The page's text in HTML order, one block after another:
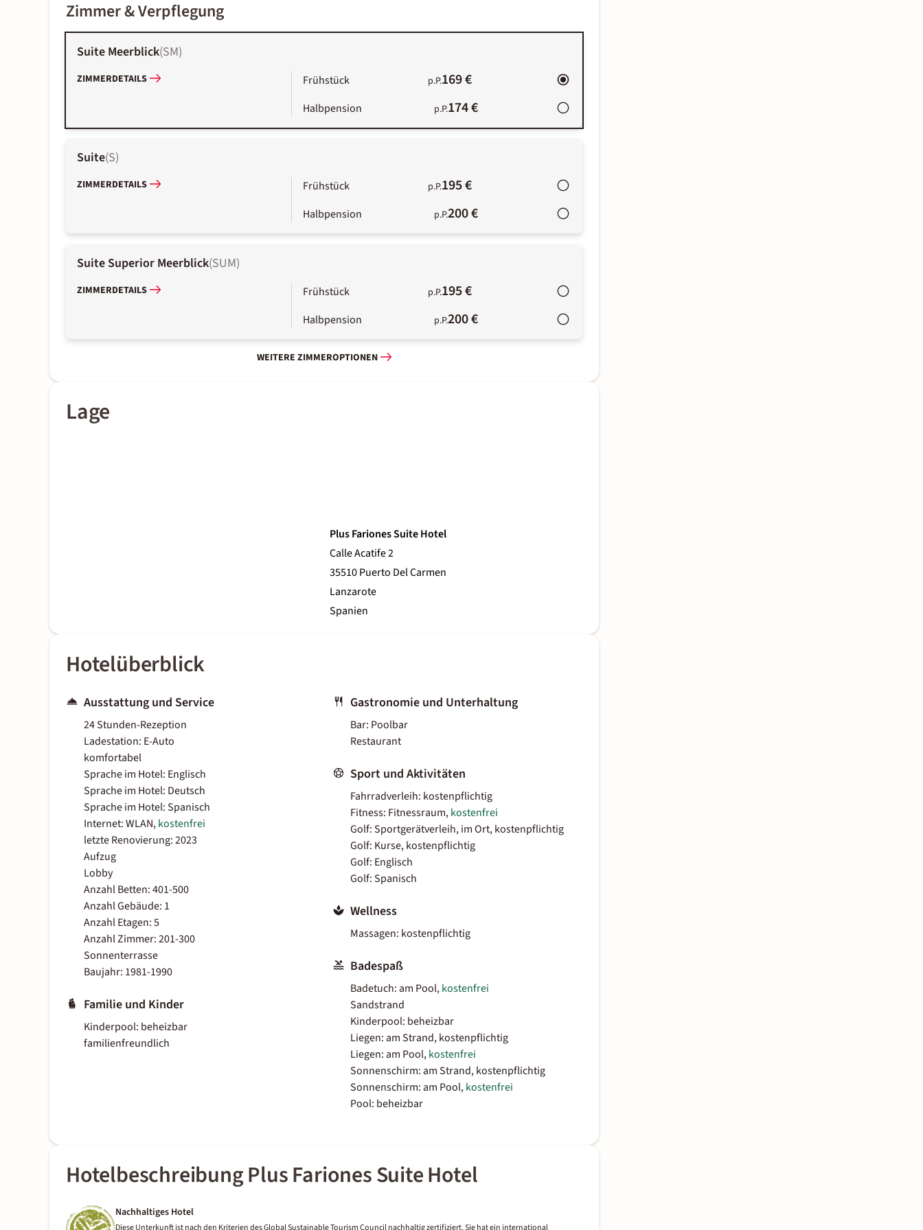
Zimmer & Verpflegung
Suite Meerblick(SM)
ZIMMERDETAILS Frühstück p.P.169 €
Halbpension p.P.174 €
Suite(S)
ZIMMERDETAILS Frühstück p.P.195 €
Halbpension p.P.200 €
Suite Superior Meerblick(SUM)
ZIMMERDETAILS Frühstück p.P.195 €
Halbpension p.P.200 €
WEITERE ZIMMEROPTIONEN
Lage
Plus Fariones Suite Hotel
Calle Acatife 2
35510 Puerto Del Carmen
Lanzarote
Spanien
Hotelüberblick
Ausstattung und Service
24 Stunden-Rezeption
Ladestation: E-Auto
komfortabel
Sprache im Hotel: Englisch
Sprache im Hotel: Deutsch
Sprache im Hotel: Spanisch
Internet: WLAN,kostenfrei
letzte Renovierung: 2023
Aufzug
Lobby
Anzahl Betten: 401-500
Anzahl Gebäude: 1
Anzahl Etagen: 5
Anzahl Zimmer: 201-300
Sonnenterrasse
Baujahr: 1981-1990
Familie und Kinder
Kinderpool: beheizbar
familienfreundlich
Gastronomie und Unterhaltung
Bar: Poolbar
Restaurant
Sport und Aktivitäten
Fahrradverleih: kostenpflichtig
Fitness: Fitnessraum,kostenfrei
Golf: Sportgerätverleih, im Ort, kostenpflichtig
Golf: Kurse, kostenpflichtig
Golf: Englisch
Golf: Spanisch
Wellness
Massagen: kostenpflichtig
Badespaß
Badetuch: am Pool,kostenfrei
Sandstrand
Kinderpool: beheizbar
Liegen: am Strand, kostenpflichtig
Liegen: am Pool,kostenfrei
Sonnenschirm: am Strand, kostenpflichtig
Sonnenschirm: am Pool,kostenfrei
Pool: beheizbar
Hotelbeschreibung Plus Fariones Suite Hotel
Nachhaltiges Hotel